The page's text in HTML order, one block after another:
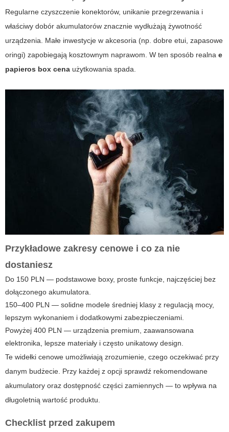
Regularne czyszczenie konektorów, unikanie przegrzewania i
właściwy dobór akumulatorów znacznie wydłużają żywotność
urządzenia. Małe inwestycje w akcesoria (np. dobre etui, zapasowe
oringi) zapobiegają kosztownym naprawom. W ten sposób realna e
papieros box cena użytkowania spada.
Przykładowe zakresy cenowe i co za nie
dostaniesz
Do 150 PLN — podstawowe boxy, proste funkcje, najczęściej bez
dołączonego akumulatora.
150–400 PLN — solidne modele średniej klasy z regulacją mocy,
lepszym wykonaniem i dodatkowymi zabezpieczeniami.
Powyżej 400 PLN — urządzenia premium, zaawansowana
elektronika, lepsze materiały i często unikatowy design.
Te widełki cenowe umożliwiają zrozumienie, czego oczekiwać przy
danym budżecie. Przy każdej z opcji sprawdź rekomendowane
akumulatory oraz dostępność części zamiennych — to wpływa na
długoletnią wartość produktu.
Checklist przed zakupem